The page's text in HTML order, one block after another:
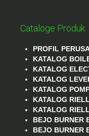
Cataloge Produk
PROFIL
KATALOG
KATALOG
KATALOG
KATALOG
KATALOG
KATALOG
BEJO BURNER
BEJO BURNER